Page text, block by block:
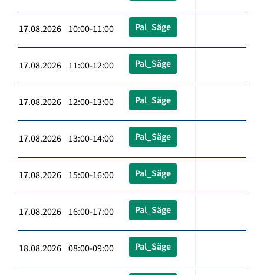
17.08.2026 10:00-11:00 Pal_Säge
17.08.2026 11:00-12:00 Pal_Säge
17.08.2026 12:00-13:00 Pal_Säge
17.08.2026 13:00-14:00 Pal_Säge
17.08.2026 15:00-16:00 Pal_Säge
17.08.2026 16:00-17:00 Pal_Säge
18.08.2026 08:00-09:00 Pal_Säge